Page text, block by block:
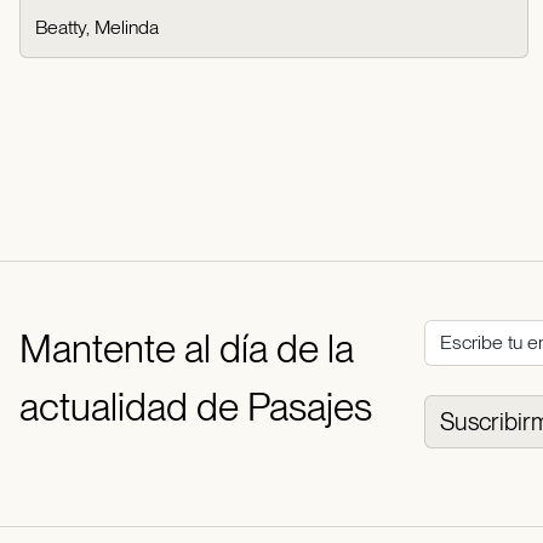
Beatty, Melinda
Mantente al día de la
actualidad de Pasajes